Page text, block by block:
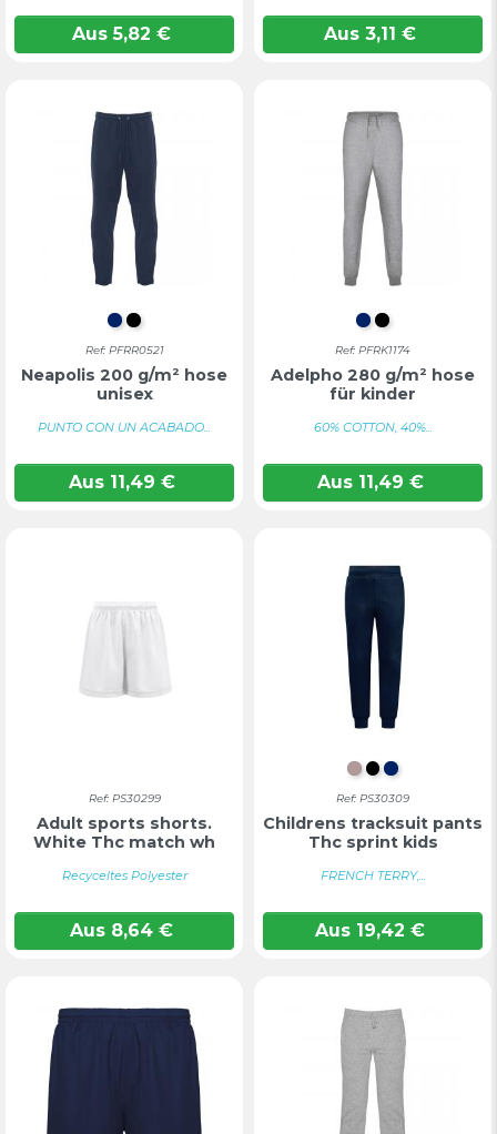
Aus 5,82 € Aus 3,11 €
MARINEBLAU
TIEFSCHWARZ
Ref: PFRR0521
Neapolis 200 g/m² hose
unisex
PUNTO CON UN ACABADO...
Aus11,49 €
MARINEBLAU
Ref: PFRK1174
Adelpho 280 g/m² hose
für kinder
60% COTTON, 40%...
Aus11,49 €
Ref: PS30299
Adult sports shorts.
White Thc match wh
Recyceltes Polyester
Aus 8,64 €
HELLGRAU
SCHWARZ
Ref: PS30309
Childrens tracksuit pants
Thc sprint kids
FRENCH TERRY,...
Aus 19,42 €